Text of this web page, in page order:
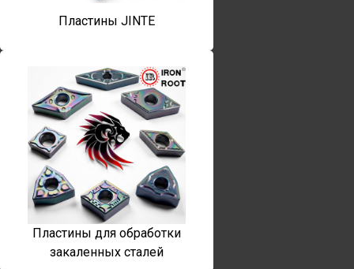
Пластины JINTE
Пластины для обработки
закаленных сталей